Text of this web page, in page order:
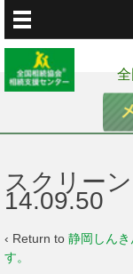
スクリー
14.09.50
‹ Return to 静岡しん
す。